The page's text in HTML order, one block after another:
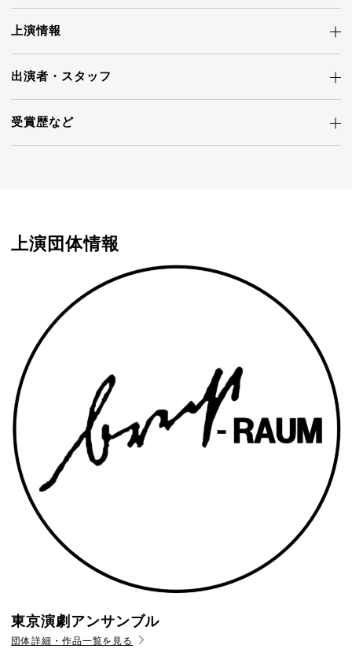
上演情報
出演者・ スタッフ
受賞歴など
上演団体情報
東京演劇アンサンブル
団体詳細・作品一覧を見る